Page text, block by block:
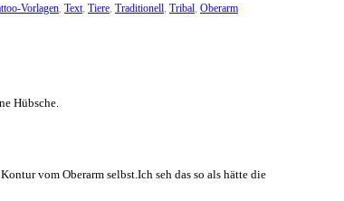
Vorlagen, Text, Tiere, Traditionell, Tribal, Oberarm
Hübsche.
vom Oberarm selbst.Ich seh das so als hätte die